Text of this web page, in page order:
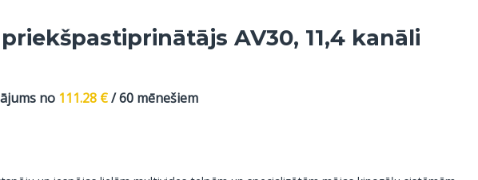
AV30, 11,4 kanāli
no 111.28 €/ 60 mēnešiem